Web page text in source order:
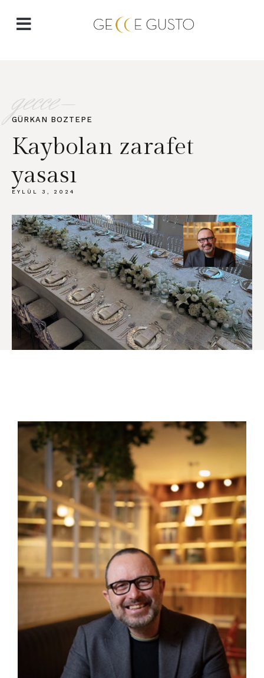
gecce-
GÜRKAN BOZTEPE​
Kaybolan zarafet
yasası
EYLÜL 3, 2024